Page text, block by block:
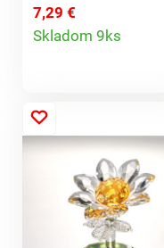
Ideálna pre
vázu - samostatne
7,29 €
Skladom 9ks